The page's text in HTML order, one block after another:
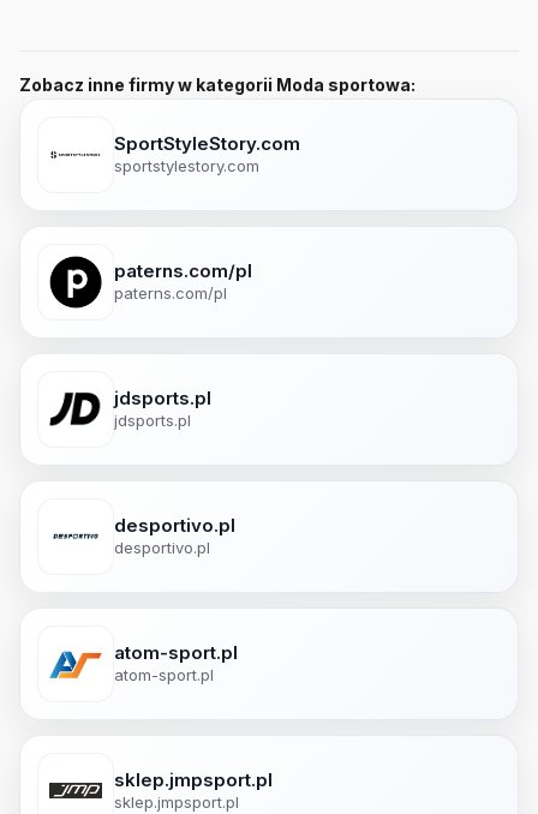
Zobacz inne firmy w kategorii Moda sportowa:
SportStyleStory.com
sportstylestory.com
paterns.com/pl
paterns.com/pl
jdsports.pl
jdsports.pl
desportivo.pl
desportivo.pl
atom-sport.pl
atom-sport.pl
sklep.jmpsport.pl
sklep.jmpsport.pl